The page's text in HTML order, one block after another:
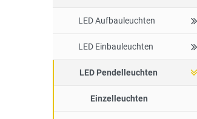
LED Aufbauleuchten
LED Einbauleuchten
LED Pendelleuchten
Einzelleuchten